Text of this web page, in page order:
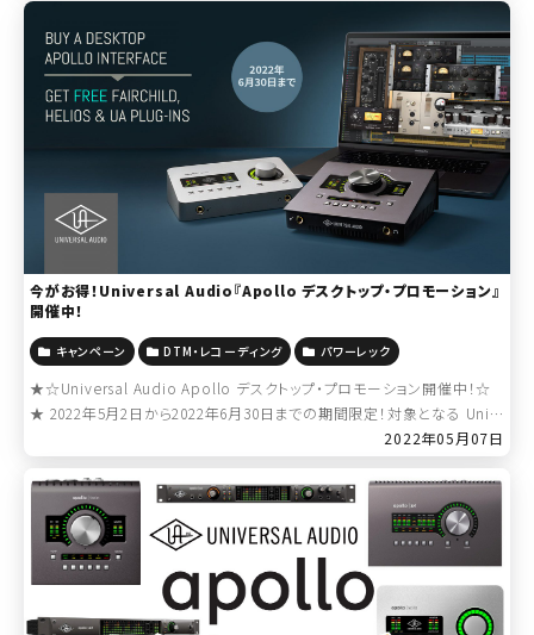
今がお得！Universal Audio『Apollo デスクトップ・プロモーション』
開催中！
キャンペーン DTM・レコーディング パワーレック
★☆Universal Audio Apollo デスクトップ・プロモーション開催中！☆
★ 2022年5月2日から2022年6月30日までの期間限定！対象となる Univ
2022年05月07日